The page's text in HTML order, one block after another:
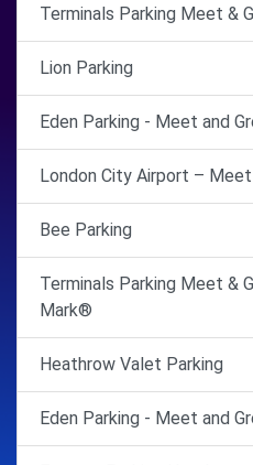
Terminals Parking Meet &
Lion Parking
Eden Parking - Meet and
London City Airport –
Bee Parking
Terminals Parking Meet &
Mark®
Heathrow Valet Parking
Eden Parking - Meet and